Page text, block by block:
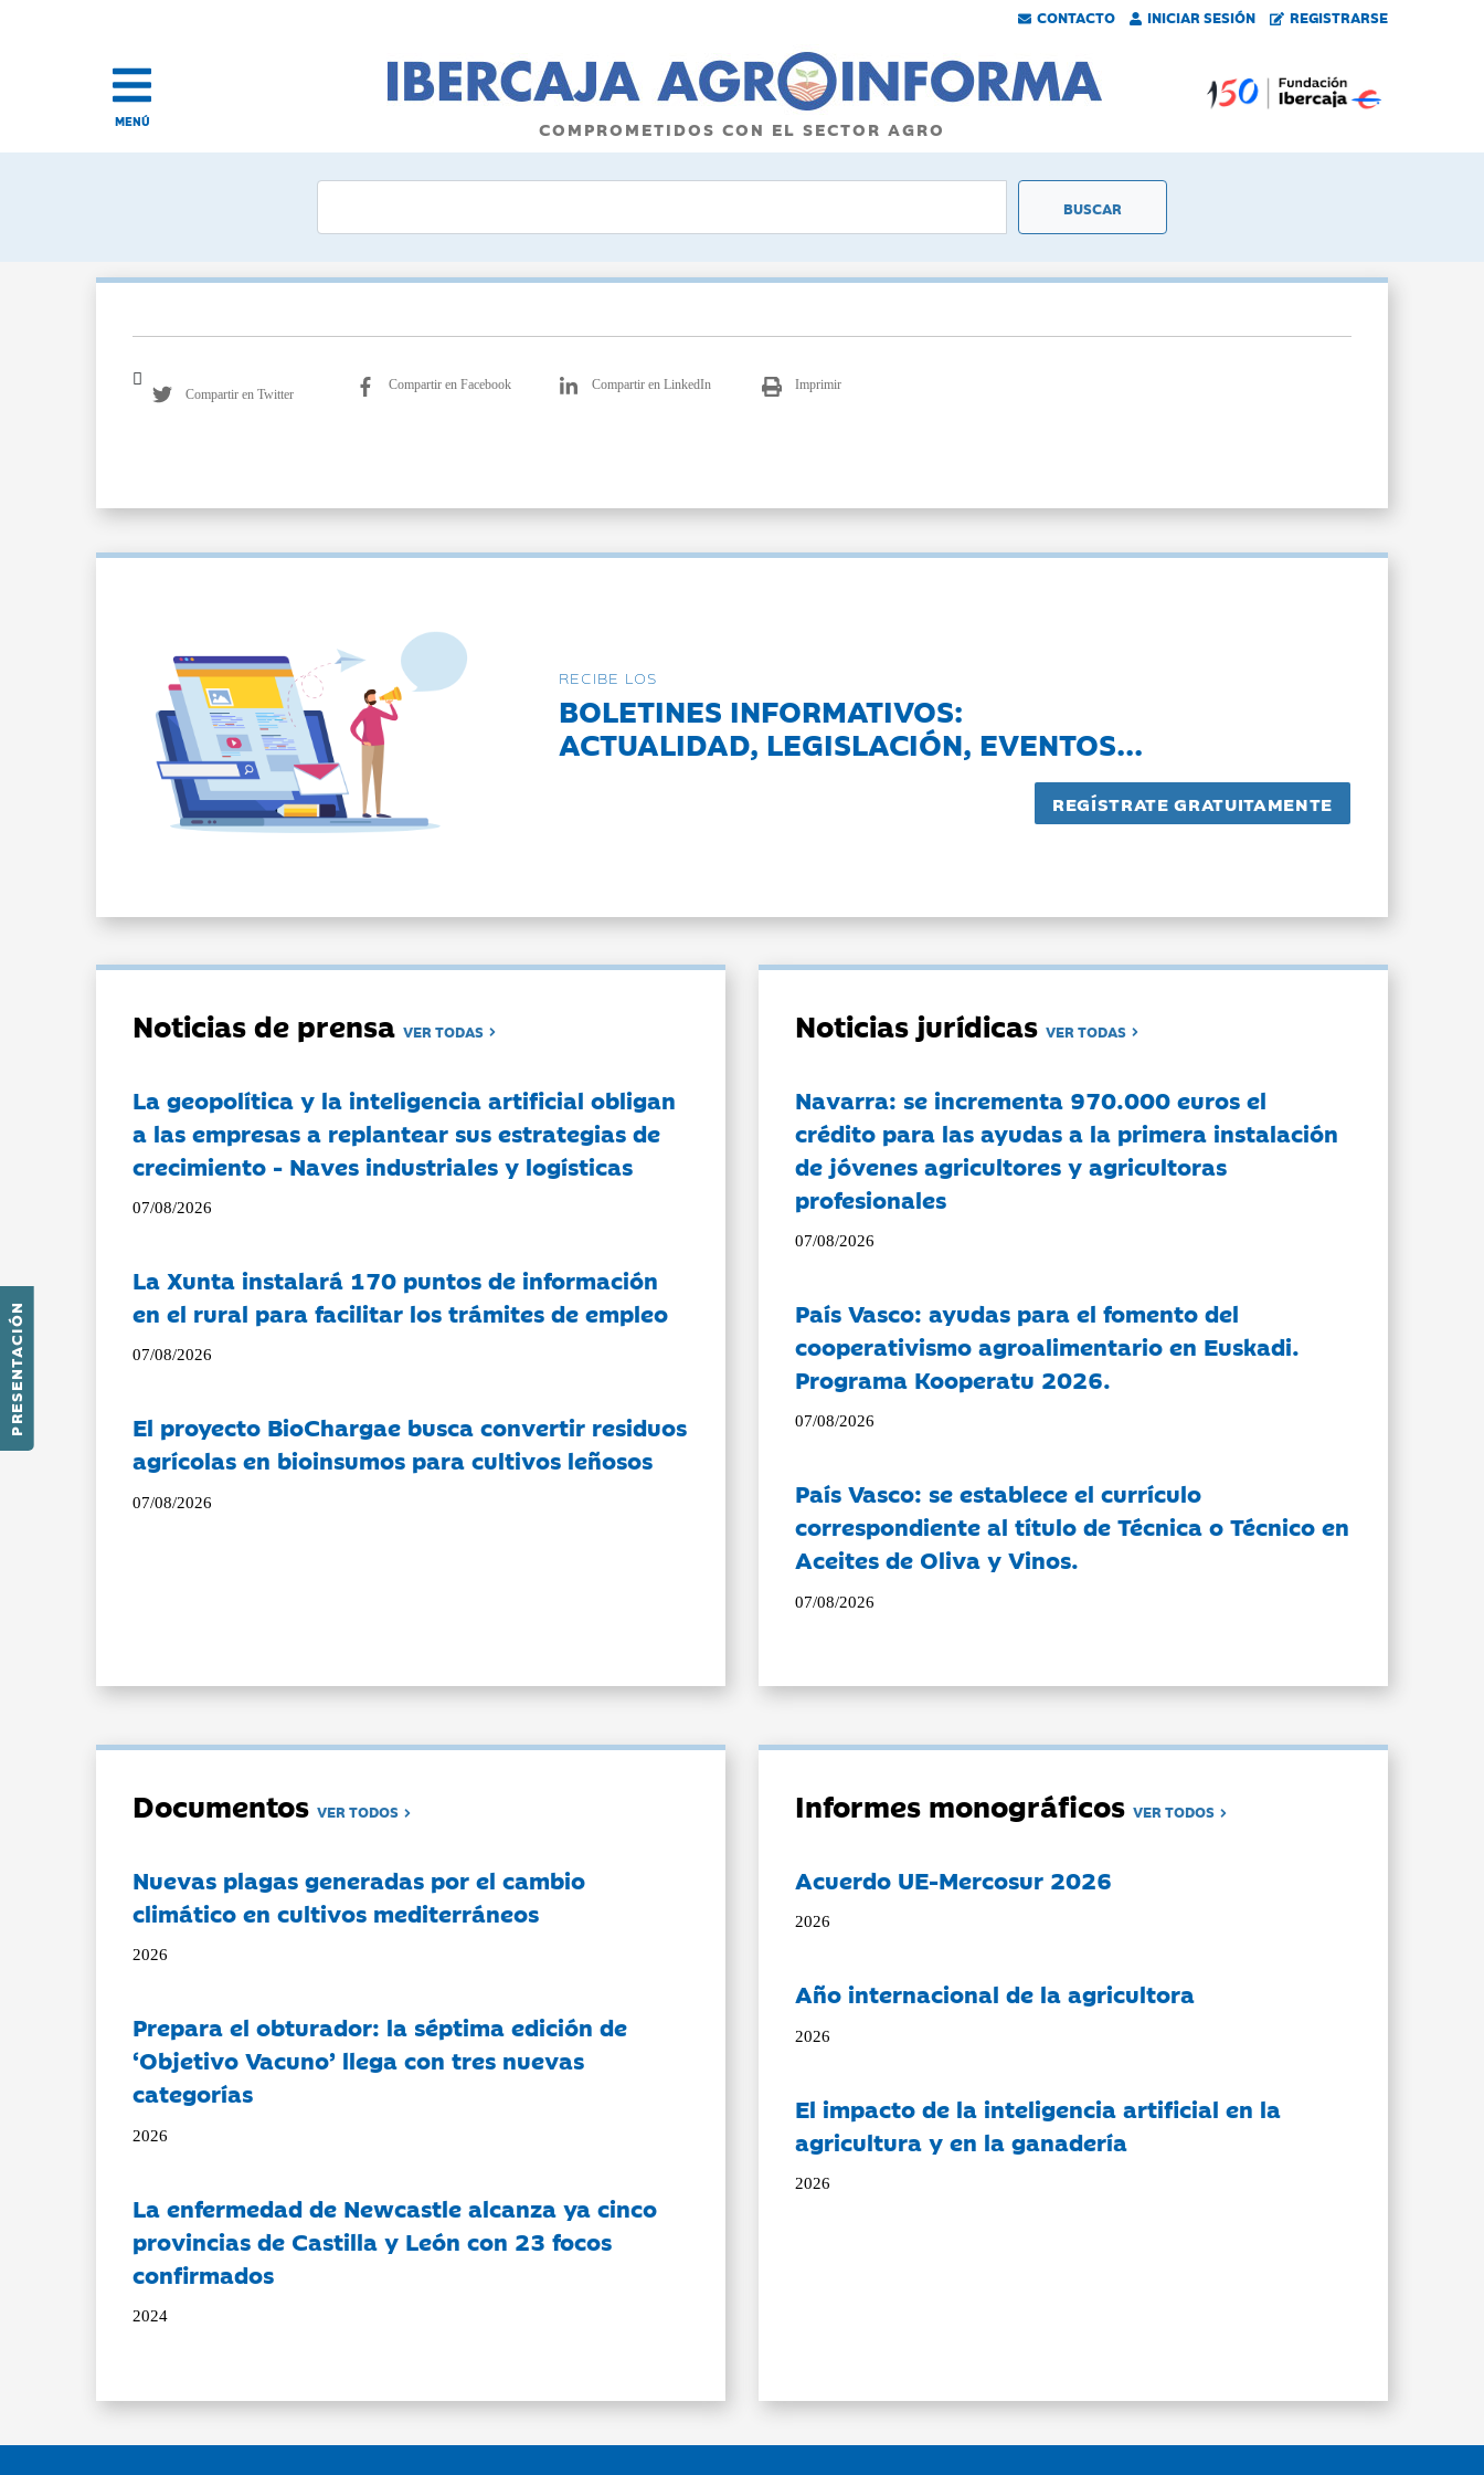
CONTACTO INICIAR SESIÓN REGISTRARSE
PRESENTACIÓN
MENÚ COMPROMETIDOS CON EL SECTOR AGRO
Compartir en Twitter
Compartir en Facebook Compartir en LinkedIn Imprimir
RECIBE LOS
BOLETINES INFORMATIVOS:
ACTUALIDAD, LEGISLACIÓN, EVENTOS...
Noticias de prensaVER TODAS
La geopolítica y la inteligencia artificial obligan
a las empresas a replantear sus estrategias de
crecimiento - Naves industriales y logísticas
07/08/2026
La Xunta instalará 170 puntos de información
en el rural para facilitar los trámites de empleo
07/08/2026
El proyecto BioChargae busca convertir residuos
agrícolas en bioinsumos para cultivos leñosos
07/08/2026
Noticias jurídicasVER TODAS
Navarra: se incrementa 970.000 euros el
crédito para las ayudas a la primera instalación
de jóvenes agricultores y agricultoras
profesionales
07/08/2026
País Vasco: ayudas para el fomento del
cooperativismo agroalimentario en Euskadi.
Programa Kooperatu 2026.
07/08/2026
País Vasco: se establece el currículo
correspondiente al título de Técnica o Técnico en
Aceites de Oliva y Vinos.
07/08/2026
DocumentosVER TODOS
Nuevas plagas generadas por el cambio
climático en cultivos mediterráneos
2026
Prepara el obturador: la séptima edición de
‘Objetivo Vacuno’ llega con tres nuevas
categorías
2026
La enfermedad de Newcastle alcanza ya cinco
provincias de Castilla y León con 23 focos
confirmados
2024
Informes monográficosVER TODOS
Acuerdo UE-Mercosur 2026
2026
Año internacional de la agricultora
2026
El impacto de la inteligencia artificial en la
agricultura y en la ganadería
2026